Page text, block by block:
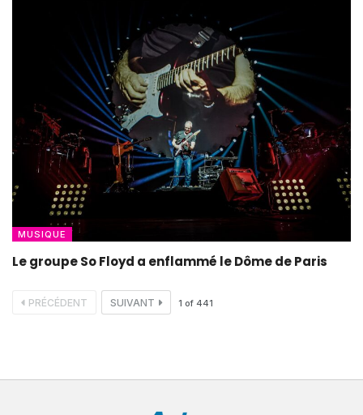
MUSIQUE
Le groupe So Floyd a enflammé le Dôme de Paris
PRÉCÉDENT SUIVANT 1 of 441